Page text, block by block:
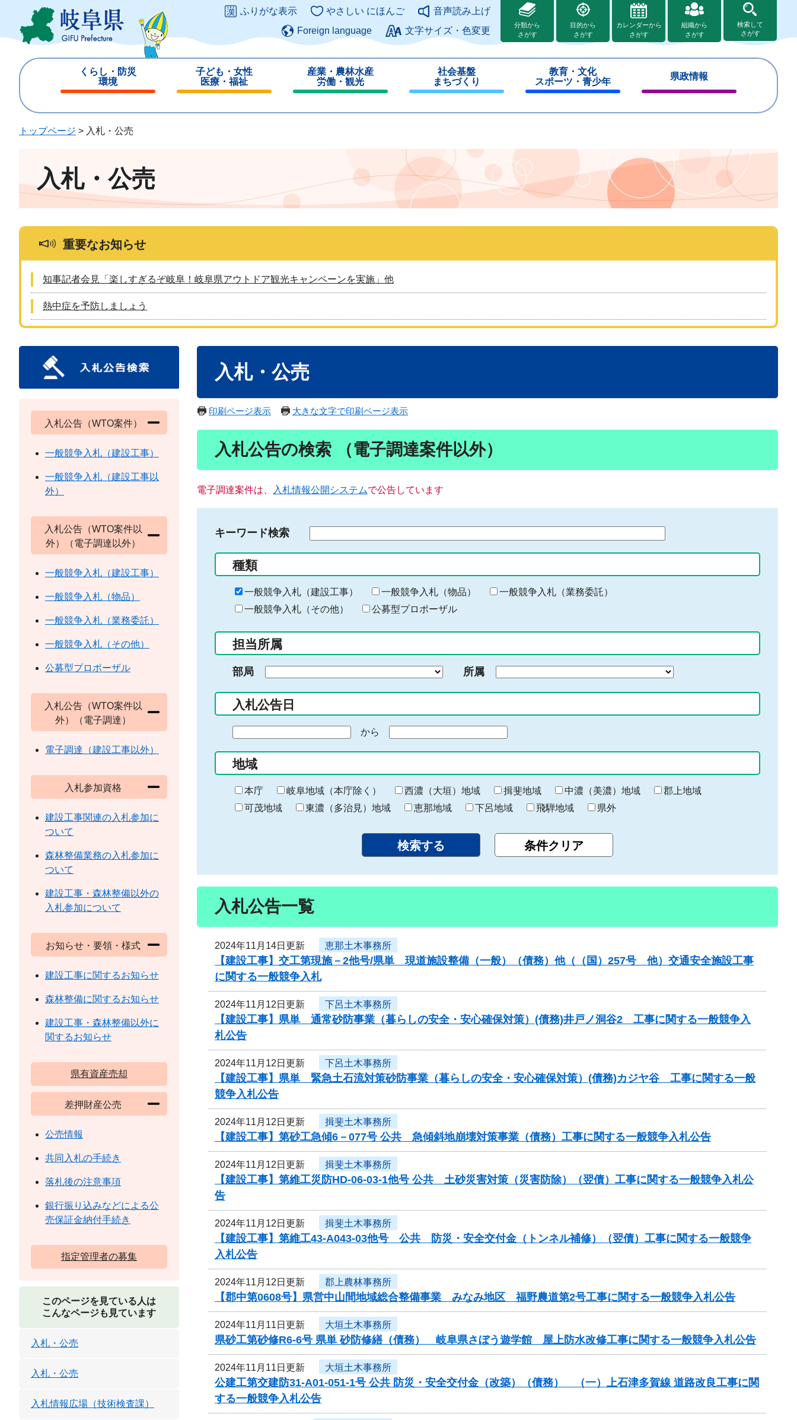
ジ
ュ
このページの本文へ
ふりがな表示 やさしい にほんご
音声読み上げ
Foreign language
文字サイズ・色変更
分類から
さがす
目的から
さがす
カレンダーから
さがす
組織から
さがす
検索して
さがす
くらし・防災
環境
じ
子ども・女性
医療・福祉
じ
産業・農林水産
労働・観光
じ
社会基盤
まちづくり
じ
教育・文化
スポーツ・青少年
じ
県政情報
じ
トップページ > 入札・公売
入札・公売
重要なお知らせ
知事記者会見「楽しすぎるぞ岐阜！岐阜県アウトドア観光キャンペーンを実施」他
熱中症を予防しましょう
入札・公売
印刷ページ表示 大きな文字で印刷ページ表示
入札公告の検索 （電子調達案件以外）
電子調達案件は、 入札情報公開システムで公告しています
キーワード検索
る
キ
ー
ー
入
力
種類
一般競争入札（建設工事） 一般競争入札（物品）
一般競争入札（業務委託）
一般競争入札（その他）
公募型プロポーザル
担当所属
部局 所属
入札公告日
の
始
ま
り
から
終
わ
り
地域
本庁 岐阜地域（本庁除く） 西濃（大垣）地域 揖斐地域 中濃（美濃）地域
郡上地域
可茂地域
東濃（多治見）地域 恵那地域 下呂地域 飛騨地域 県外
入札公告一覧
2024年11月14日更新 恵那土木事務所
【建設工事】交工第現施－2他号/県単 現道施設整備（一般）（債務）他（（国）257号 他）交通安全施設工事
に関する一般競争入札
2024年11月12日更新 下呂土木事務所
【建設工事】県単 通常砂防事業（暮らしの安全・安心確保対策）(債務)井戸ノ洞谷2 工事に関する一般競争入
札公告
2024年11月12日更新 下呂土木事務所
【建設工事】県単 緊急土石流対策砂防事業（暮らしの安全・安心確保対策）(債務)カジヤ谷 工事に関する一般
競争入札公告
2024年11月12日更新 揖斐土木事務所
【建設工事】第砂工急傾6－077号 公共 急傾斜地崩壊対策事業（債務）工事に関する一般競争入札公告
2024年11月12日更新 揖斐土木事務所
【建設工事】第維工災防HD-06-03-1他号 公共 土砂災害対策（災害防除）（翌債）工事に関する一般競争入札公
告
2024年11月12日更新 揖斐土木事務所
【建設工事】第維工43-A043-03他号 公共 防災・安全交付金（トンネル補修）（翌債）工事に関する一般競争
入札公告
2024年11月12日更新 郡上農林事務所
【郡中第0608号】県営中山間地域総合整備事業 みなみ地区 福野農道第2号工事に関する一般競争入札公告
2024年11月11日更新 大垣土木事務所
県砂工第砂修R6-6号 県単 砂防修繕（債務） 岐阜県さぼう遊学館 屋上防水改修工事に関する一般競争入札公告
2024年11月11日更新 大垣土木事務所
公建工第交建防31-A01-051-1号 公共 防災・安全交付金（改築）（債務） （一）上石津多賀線 道路改良工事に関
する一般競争入札公告
入札公告（WTO案件）
一般競争入札（建設工事）
一般競争入札（建設工事以
外）
入札公告（WTO案件以
外）（電子調達以外）
一般競争入札（建設工事）
一般競争入札（物品）
一般競争入札（業務委託）
一般競争入札（その他）
公募型プロポーザル
入札公告（WTO案件以
外）（電子調達）
電子調達（建設工事以外）
入札参加資格
建設工事関連の入札参加に
ついて
森林整備業務の入札参加に
ついて
建設工事・森林整備以外の
入札参加について
お知らせ・要領・様式
建設工事に関するお知らせ
森林整備に関するお知らせ
建設工事・森林整備以外に
関するお知らせ
県有資産売却
差押財産公売
公売情報
共同入札の手続き
落札後の注意事項
銀行振り込みなどによる公
売保証金納付手続き
指定管理者の募集
このページを見ている人は
こんなページも見ています
入札・公売
入札・公売
入札情報広場（技術検査課）